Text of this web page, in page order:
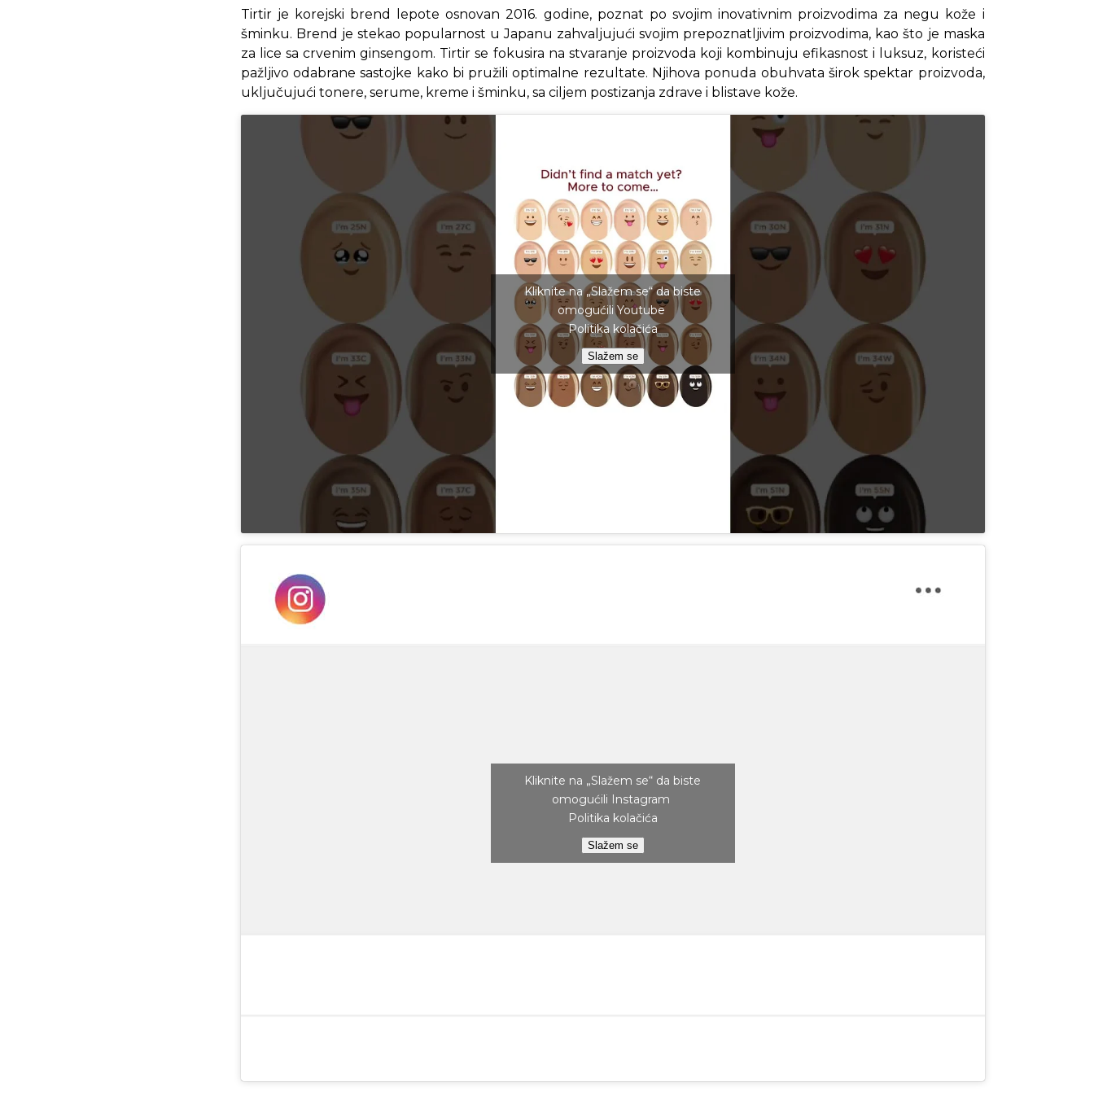
Tirtir je korejski brend lepote osnovan 2016. godine, poznat po svojim inovativnim proizvodima za negu kože i
šminku. Brend je stekao popularnost u Japanu zahvaljujući svojim prepoznatljivim proizvodima, kao što je maska
za lice sa crvenim ginsengom. Tirtir se fokusira na stvaranje proizvoda koji kombinuju efikasnost i luksuz, koristeći
pažljivo odabrane sastojke kako bi pružili optimalne rezultate. Njihova ponuda obuhvata širok spektar proizvoda,
uključujući tonere, serume, kreme i šminku, sa ciljem postizanja zdrave i blistave kože.
Kliknite na „Slažem se“ da biste
omogućili Youtube
Politika kolačića
Slažem se
Kliknite na „Slažem se“ da biste
omogućili Instagram
Politika kolačića
Slažem se